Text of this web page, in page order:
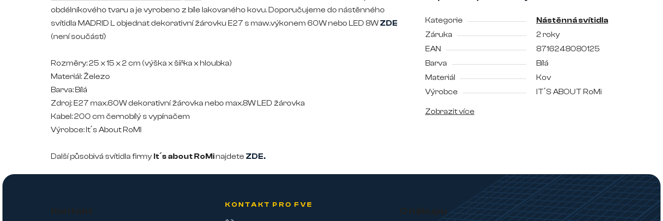
obdélníkového tvaru a je vyrobeno z bíle lakovaného kovu. Doporučujeme do nástěnného
svítidla MADRID L objednat dekorativní žárovku E27 s maw.výkonem 60W nebo LED 8W ZDE
(není součástí)
Rozměry: 25 x 15 x 2 cm (výška x šířka x hloubka)
Materiál: Železo
Barva: Bílá
Zdroj: E27 max.60W dekorativní žárovka nebo max.8W LED žárovka
Kabel: 200 cm černobílý s vypínačem
Výrobce: It´s About RoMI
Další působivá svítidla firmy It´s about RoMinajdete ZDE.
Kategorie
Nástěnná svítidla
Záruka
2 roky
EAN
8716248080125
Barva
Bílá
Materiál
Kov
Výrobce
IT´S ABOUT RoMi
Zobrazit více
Kontakt
KONTAKT PRO FVE
O nákupu